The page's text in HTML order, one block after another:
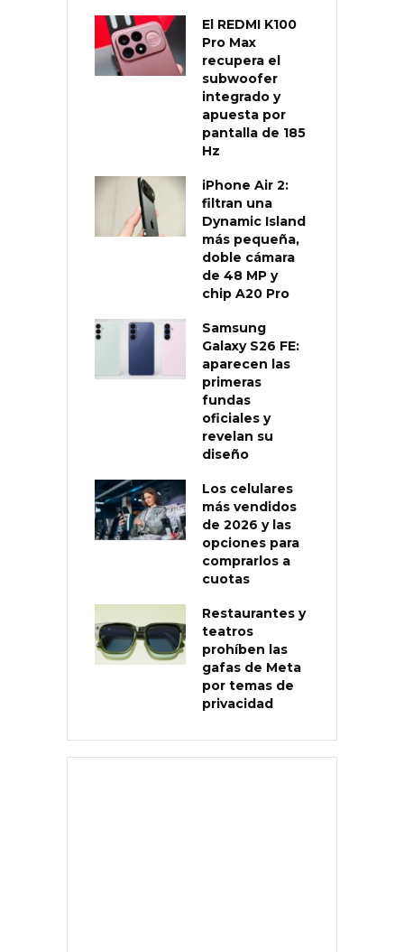
El REDMI K100
Pro Max
recupera el
subwoofer
integrado y
apuesta por
pantalla de 185
Hz
iPhone Air 2:
filtran una
Dynamic Island
más pequeña,
doble cámara
de 48 MP y
chip A20 Pro
Samsung
Galaxy S26 FE:
aparecen las
primeras
fundas
oficiales y
revelan su
diseño
Los celulares
más vendidos
de 2026 y las
opciones para
comprarlos a
cuotas
Restaurantes y
teatros
prohíben las
gafas de Meta
por temas de
privacidad